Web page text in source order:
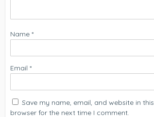
Name *
Email *
Save my name, email, and website in this
browser for the next time I comment.